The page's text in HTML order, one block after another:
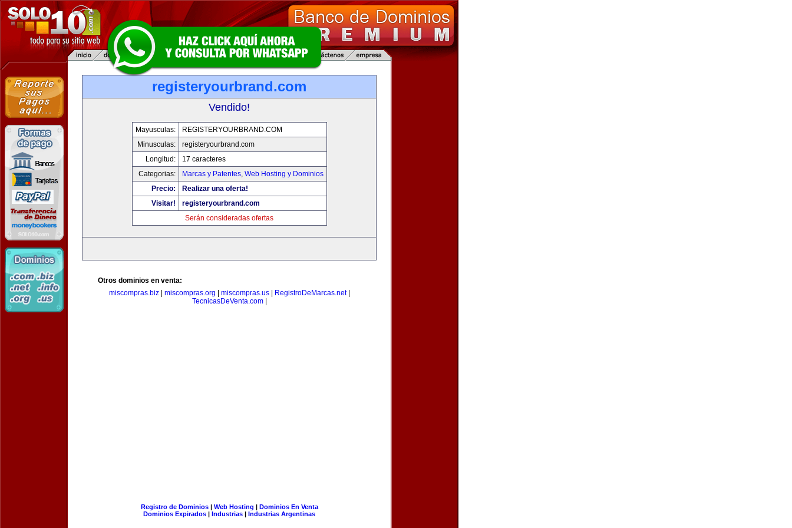
registeryourbrand.com
Vendido!
Mayusculas:
REGISTERYOURBRAND.COM
Minusculas:
registeryourbrand.com
Longitud:
17 caracteres
Categorias:
Marcas y Patentes, Web Hosting y Dominios
Precio:
Realizar una oferta!
Visitar!
registeryourbrand.com
Serán consideradas ofertas
Otros dominios en venta:
miscompras.biz| miscompras.org miscompras.us| RegistroDeMarcas.net|
TecnicasDeVenta.com|
Registro de Dominios| Web Hosting | Dominios En Venta
Dominios Expirados | Industrias | Industrias Argentinas